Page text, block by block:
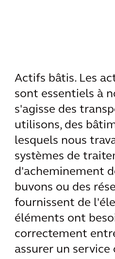
Actifs bâtis. Les
sont essentiels à
s'agisse des
utilisons, des
lesquels nous
systèmes de
d'acheminement
buvons ou des
fournissent de
éléments ont
correctement
assurer un